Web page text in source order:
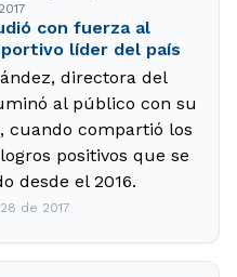
con fuerza al
líder del país
directora del
al público con su
cuando compartió los
positivos que se
desde el 2016.
de 2017